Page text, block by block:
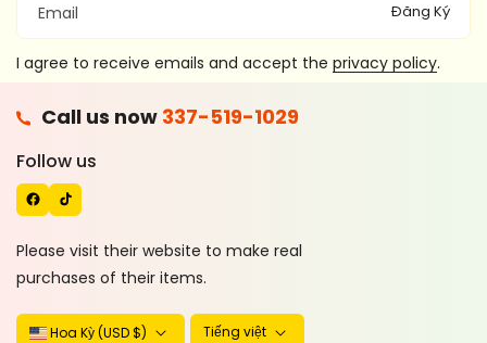
Email Đăng Ký
I agree to receive emails and accept the privacy policy.
Call us now 337-519-1029
Follow us
C
E
B
O
O
T
I
K
T
O
K
Please visit their website to make real
purchases of their items.
Hoa Kỳ (USD $) Tiếng việt